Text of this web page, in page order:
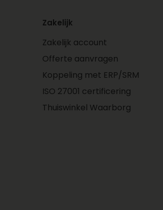
Zakelijk
Zakelijk account
Offerte aanvragen
Koppeling met ERP/SRM
ISO 27001 certificering
Thuiswinkel Waarborg